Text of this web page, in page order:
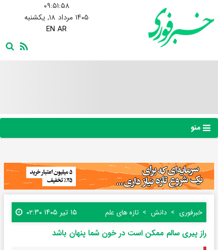
۰۹:۵۱:۵۹
۱۴۰۵ مرداد ۱۸, یکشنبه
EN AR
منو
خبرفوری دانش تازه های علم ۱۵ تیر ۱۴۰۵ ۰۲:۳۰
راز پیری سالم ممکن است در خون شما پنهان باشد